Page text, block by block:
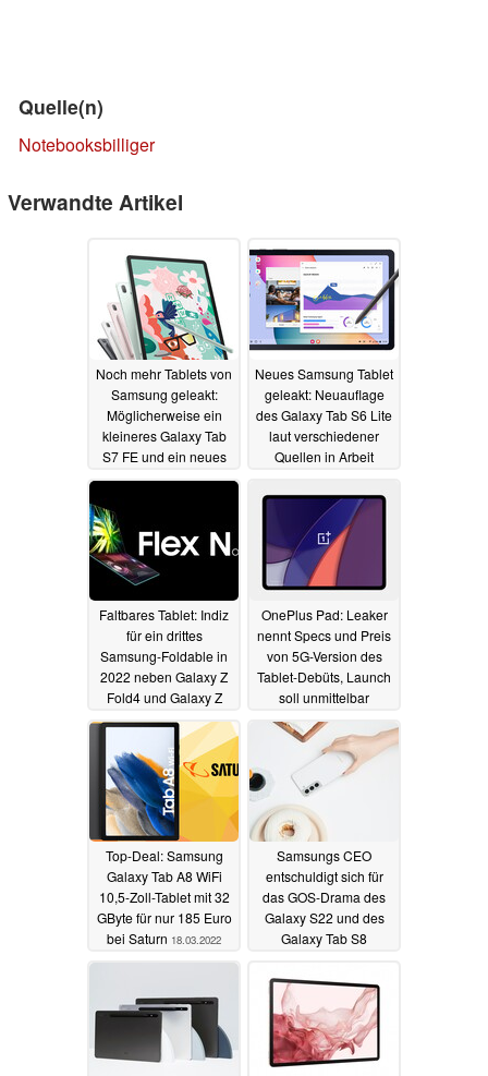
Quelle(n)
Notebooksbilliger
Verwandte Artikel
Noch mehr Tablets von
Samsung geleakt:
Möglicherweise ein
kleineres Galaxy Tab
S7 FE und ein neues
Günstig-Modell
Neues Samsung Tablet
geleakt: Neuauflage
des Galaxy Tab S6 Lite
laut verschiedener
Quellen in Arbeit
Faltbares Tablet: Indiz
für ein drittes
Samsung-Foldable in
2022 neben Galaxy Z
Fold4 und Galaxy Z
Flip424.03.2022
OnePlus Pad: Leaker
nennt Specs und Preis
von 5G-Version des
Tablet-Debüts, Launch
soll unmittelbar
bevorstehen
Top-Deal: Samsung
Galaxy Tab A8 WiFi
10,5-Zoll-Tablet mit 32
GByte für nur 185 Euro
bei Saturn 18.03.2022
Samsungs CEO
entschuldigt sich für
das GOS-Drama des
Galaxy S22 und des
Galaxy Tab S8